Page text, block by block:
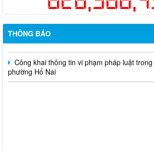
THÔNG BÁO
việc
Công khai thông tin vi phạm pháp luật
phường Hố Nai